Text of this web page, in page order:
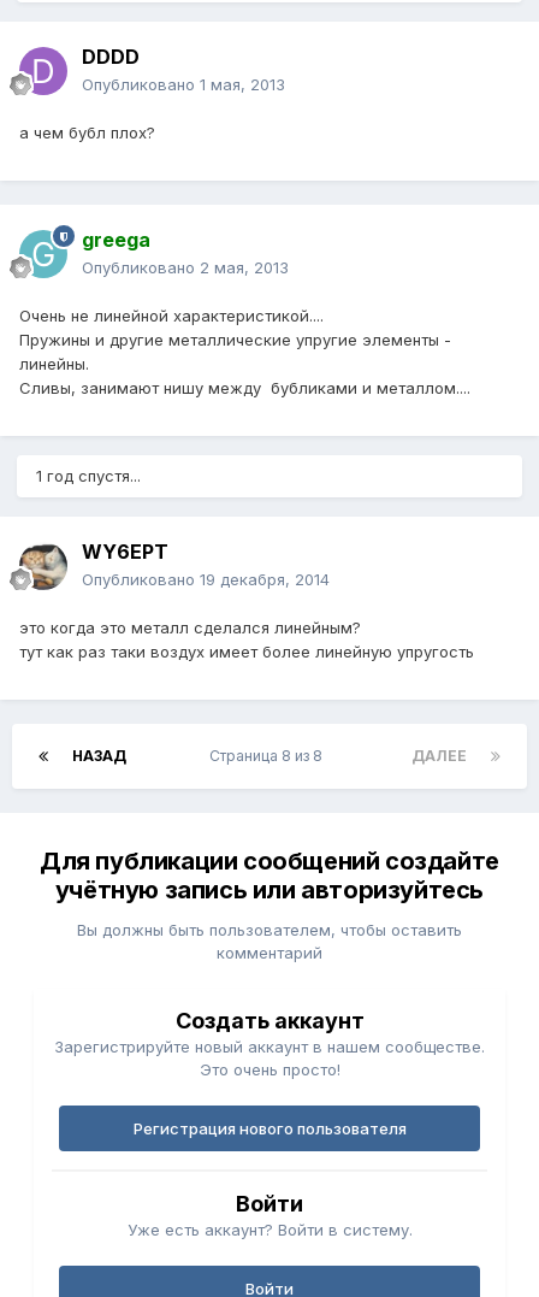
DDDD
Опубликовано 1 мая, 2013
а чем бубл плох?
greega
Опубликовано 2 мая, 2013
Очень не линейной характеристикой....
Пружины и другие металлические упругие элементы -
линейны.
Сливы, занимают нишу между бубликами и металлом....
1 год спустя...
WY6EPT
Опубликовано 19 декабря, 2014
это когда это металл сделался линейным?
тут как раз таки воздух имеет более линейную упругость
НАЗАД ДАЛЕЕ
Страница 8 из 8
Для публикации сообщений создайте
учётную запись или авторизуйтесь
Вы должны быть пользователем, чтобы оставить
комментарий
Создать аккаунт
Зарегистрируйте новый аккаунт в нашем сообществе.
Это очень просто!
Регистрация нового пользователя
Войти
Уже есть аккаунт? Войти в систему.
Войти